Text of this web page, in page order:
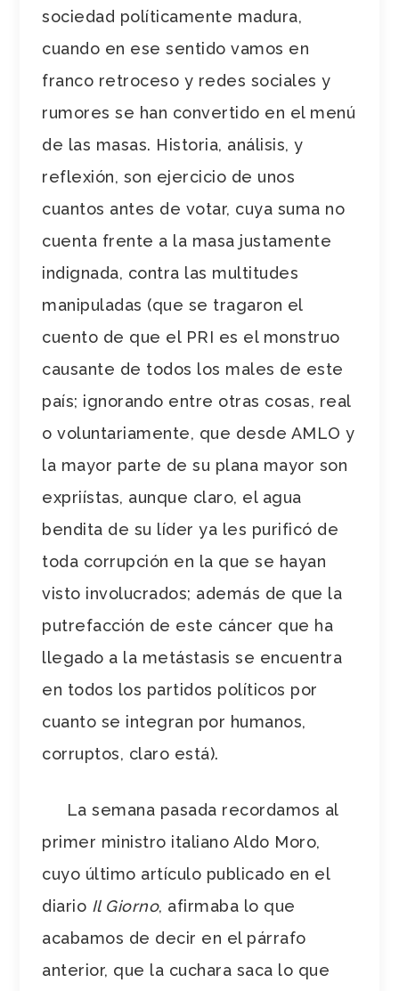
sociedad políticamente madura,
cuando en ese sentido vamos en
franco retroceso y redes sociales y
rumores se han convertido en el menú
de las masas. Historia, análisis, y
reflexión, son ejercicio de unos
cuantos antes de votar, cuya suma no
cuenta frente a la masa justamente
indignada, contra las multitudes
manipuladas (que se tragaron el
cuento de que el PRI es el monstruo
causante de todos los males de este
país; ignorando entre otras cosas, real
o voluntariamente, que desde AMLO y
la mayor parte de su plana mayor son
expriístas, aunque claro, el agua
bendita de su líder ya les purificó de
toda corrupción en la que se hayan
visto involucrados; además de que la
putrefacción de este cáncer que ha
llegado a la metástasis se encuentra
en todos los partidos políticos por
cuanto se integran por humanos,
corruptos, claro está).
La semana pasada recordamos al
primer ministro italiano Aldo Moro,
cuyo último artículo publicado en el
diario Il Giorno, afirmaba lo que
acabamos de decir en el párrafo
anterior, que la cuchara saca lo que